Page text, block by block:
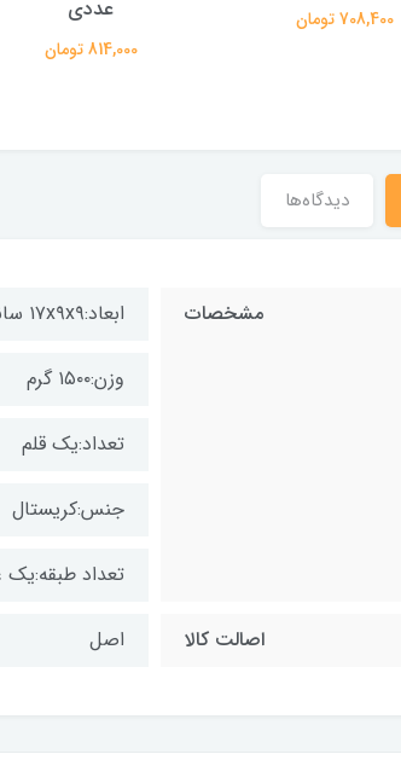
708,400 تومان
عددی
814,000 تومان
دیدگاه‌ها
مشخصات ابعاد:۱۷x۹x۹ سانتی‌متر
وزن:۱۵۰۰ گرم
تعداد:یک قلم
جنس:کریستال
تعداد طبقه:یک
اصالت کالا اصل